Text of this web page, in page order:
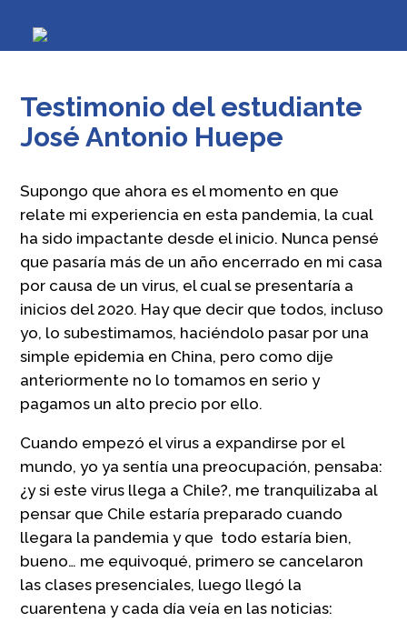
Testimonio del estudiante
José Antonio Huepe
Supongo que ahora es el momento en que
relate mi experiencia en esta pandemia, la cual
ha sido impactante desde el inicio. Nunca pensé
que pasaría más de un año encerrado en mi casa
por causa de un virus, el cual se presentaría a
inicios del 2020. Hay que decir que todos, incluso
yo, lo subestimamos, haciéndolo pasar por una
simple epidemia en China, pero como dije
anteriormente no lo tomamos en serio y
pagamos un alto precio por ello.
Cuando empezó el virus a expandirse por el
mundo, yo ya sentía una preocupación, pensaba:
¿y si este virus llega a Chile?, me tranquilizaba al
pensar que Chile estaría preparado cuando
llegara la pandemia y que todo estaría bien,
bueno… me equivoqué, primero se cancelaron
las clases presenciales, luego llegó la
cuarentena y cada día veía en las noticias: